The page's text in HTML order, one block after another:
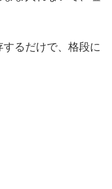
るだけで、格段に